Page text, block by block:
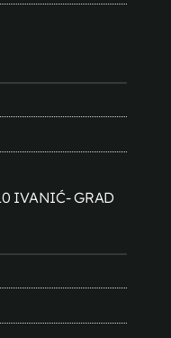
IVANIĆ- GRAD